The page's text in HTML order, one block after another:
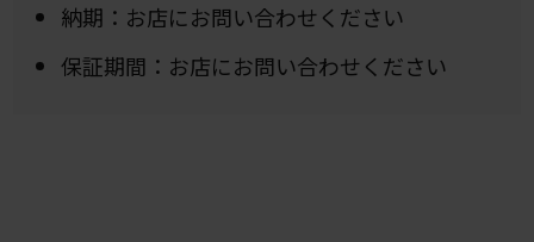
納期：お店にお問い合わせください
保証期間：お店にお問い合わせください